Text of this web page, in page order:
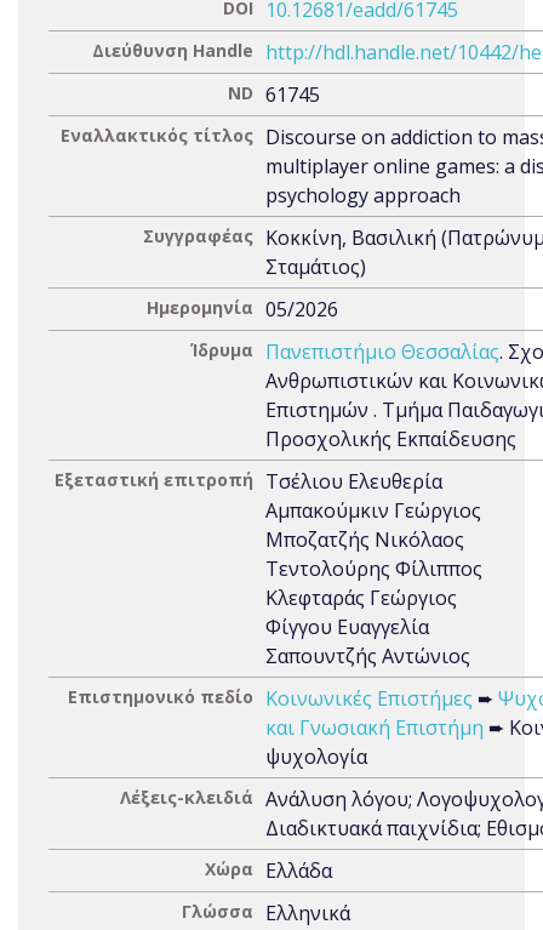
DOI 10.12681/eadd/61745
Διεύθυνση Handle http://hdl.handle.net/10442/
ND 61745
Εναλλακτικός τίτλος Discourse on addiction to
multiplayer online games: a
psychology approach
Συγγραφέας Κοκκίνη, Βασιλική
Σταμάτιος)
Ημερομηνία 05/2026
Ίδρυμα Πανεπιστήμιο Θεσσαλίας.
Ανθρωπιστικών και
Επιστημών . Τμήμα
Προσχολικής Εκπαίδευσης
Εξεταστική επιτροπή
Τσέλιου Ελευθερία
Αμπακούμκιν Γεώργιος
Μποζατζής Νικόλαος
Τεντολούρης Φίλιππος
Κλεφταράς Γεώργιος
Φίγγου Ευαγγελία
Σαπουντζής Αντώνιος
Επιστημονικό πεδίο Κοινωνικές Επιστήμες ➨
και Γνωσιακή Επιστήμη ➨
ψυχολογία
Λέξεις-κλειδιά Ανάλυση λόγου;
Διαδικτυακά παιχνίδια;
Χώρα Ελλάδα
Γλώσσα Ελληνικά